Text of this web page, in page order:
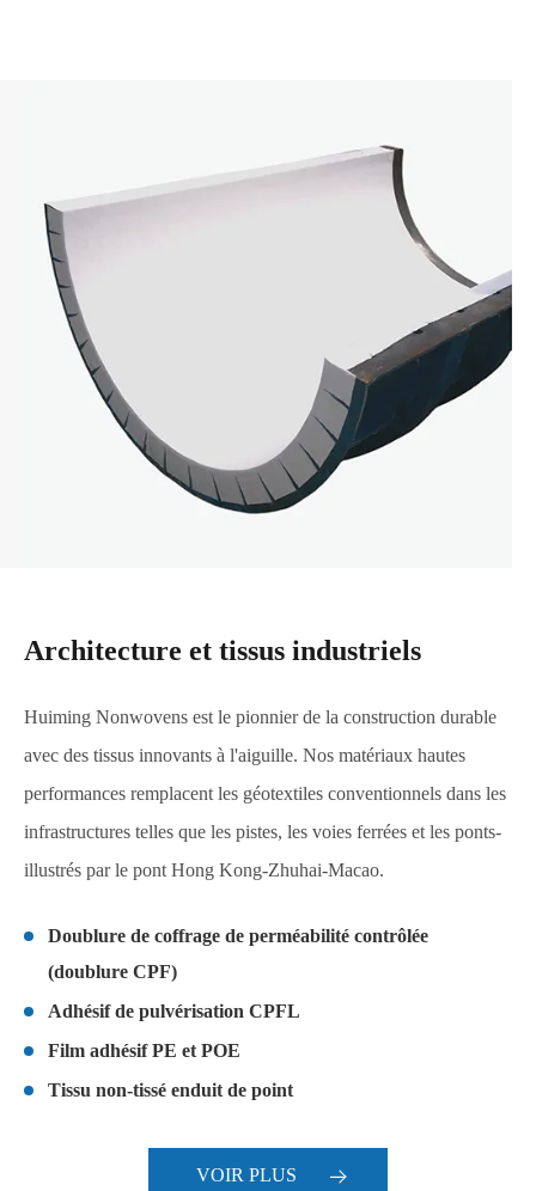
Architecture et tissus industriels
Huiming Nonwovens est le pionnier de la construction durable
avec des tissus innovants à l'aiguille. Nos matériaux hautes
performances remplacent les géotextiles conventionnels dans les
infrastructures telles que les pistes, les voies ferrées et les ponts-
illustrés par le pont Hong Kong-Zhuhai-Macao.
Doublure de coffrage de perméabilité contrôlée
(doublure CPF)
Adhésif de pulvérisation CPFL
Film adhésif PE et POE
Tissu non-tissé enduit de point
VOIR PLUS